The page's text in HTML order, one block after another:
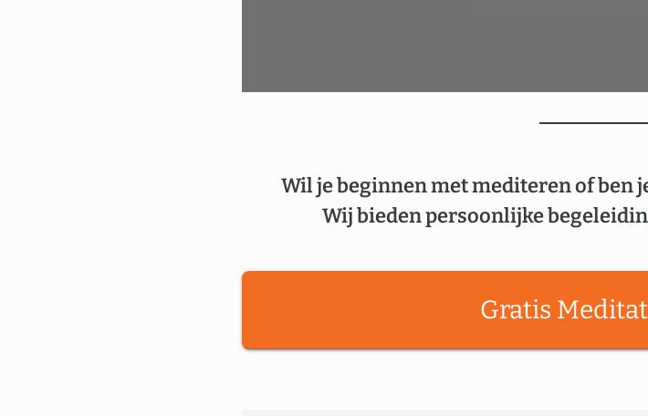
Wil je beginnen met mediteren of ben
Wij bieden persoonlijke
Gratis